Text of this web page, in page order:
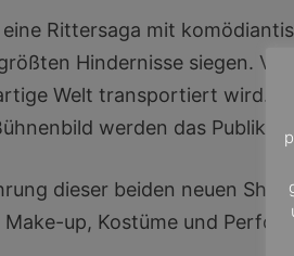
Rittersaga mit
Hindernisse siegen.
Welt transportiert wird.
werden das Publikum
dieser beiden neuen
Make-up, Kostüme und